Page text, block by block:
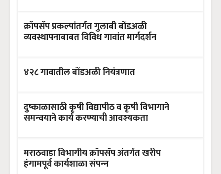
क्रॉपसॅप प्रकल्पांतर्गत गुलाबी बोंडअळी
व्यवस्थापनाबाबत विविध गावांत मार्गदर्शन
४२८ गावातील बोंडअळी नियंत्रणात
दुष्काळासाठी कृषी विद्यापीठ व कृषी विभागाने
समन्‍वयाने कार्य करण्याची आवश्यकता
मराठवाडा विभागीय क्रॉपसॅप अंतर्गत खरीप
हंगामपूर्व कार्यशाळा संपन्‍न